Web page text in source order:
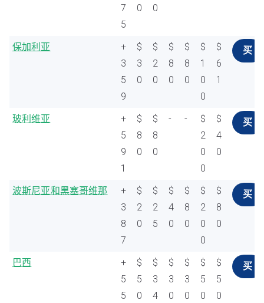
7
5
0
0
保加利亚
+
3
5
9
$
3
0
$
2
0
$
8
0
$
8
0
$
1
0
0
$
6
1
买
玻利维亚
+
5
9
1
$
8
0
$
8
0
- -
$
2
0
0
$
4
0
买
波斯尼亚和黑塞哥维那
+
3
8
7
$
2
0
$
2
5
$
4
0
$
8
0
$
2
0
0
$
8
0
买
巴西
+
5
5
$
5
0
$
3
4
$
3
0
$
3
0
$
5
0
$
5
0
买